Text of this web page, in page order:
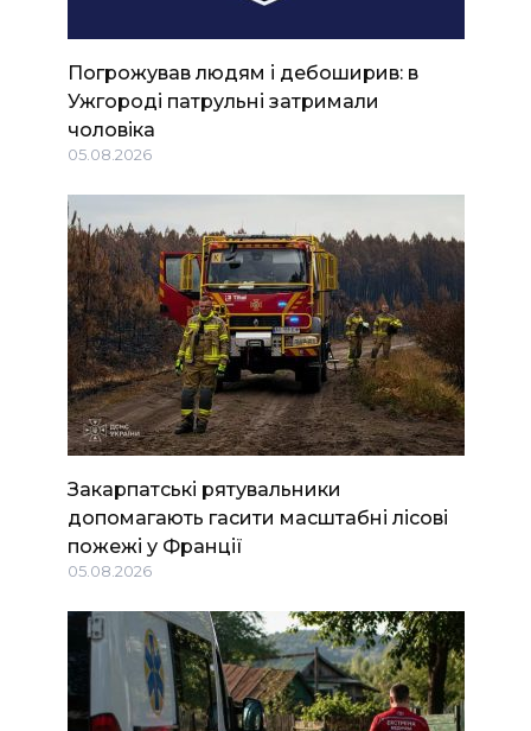
Погрожував людям і дебоширив: в
Ужгороді патрульні затримали
чоловіка
05.08.2026
Закарпатські рятувальники
допомагають гасити масштабні лісові
пожежі у Франції
05.08.2026